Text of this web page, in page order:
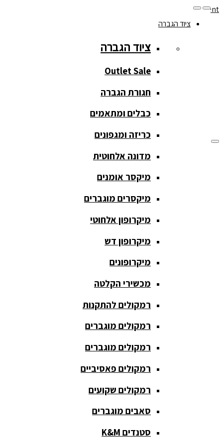
Skip to content
077-208-0290
מעקב הזמנות
ציוד הגברה
Outlet Sale
חגורת הגברה
כבלים
ומתאמים
כריזה
ומגפונים
מדונה
אלחוטית
מיקסר
מוגברים
מיקרופון
ציוד הגברה
ציוד הגברה
Outlet Sale
חגורת הגברה
כבלים ומתאמים
כריזה ומגפונים
מדונה אלחוטית
מיקסר אומנים
מיקסרים מוגברים
מיקרופון אלחוטי
מיקרופון דש
מיקרופונים
מכשירי הקלטה
רמקולים להתקנות
רמקולים מוגברים
רמקולים מוגברים
רמקולים פאסיביים
רמקולים שקועים
סאבים מוגברים
סטנדים K&M